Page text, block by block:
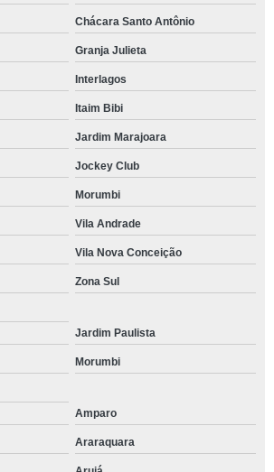
Chácara Santo Antônio
Granja Julieta
Interlagos
Itaim Bibi
Jardim Marajoara
Jockey Club
Morumbi
Vila Andrade
Vila Nova Conceição
Zona Sul
Jardim Paulista
Morumbi
Amparo
Araraquara